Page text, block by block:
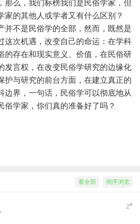
那么，我们标榜我们是民俗学家，但
家的其他人或学者又有什么区别？
并不是民俗学的全部，然而，既然是
这次机遇，改变自己的命运：在学科
的存在和现实意义、价值，在民俗研
发言权，在改变民俗学研究的边缘化
护与研究的前台方面，在建立真正的
边界，一句话，民俗学可以彻底地从
俗学家，你们真的准备好了吗？
倒序浏览
看全部
2#